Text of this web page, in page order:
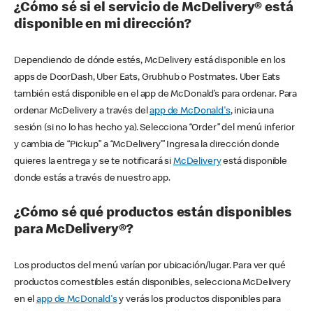
¿Cómo sé si el servicio de McDelivery® está
disponible en mi dirección?
Dependiendo de dónde estés, McDelivery está disponible en los
apps de DoorDash, Uber Eats, Grubhub o Postmates. Uber Eats
también está disponible en el app de McDonald’s para ordenar. Para
ordenar McDelivery a través delapp de McDonald's, inicia una
sesión (si no lo has hecho ya). Selecciona “Order” del menú inferior
y cambia de “Pickup” a “McDelivery’” Ingresa la dirección donde
quieres la entrega y se te notificará si McDeliveryestá disponible
donde estás a través de nuestro app.
¿Cómo sé qué productos están disponibles
para McDelivery®?
Los productos del menú varían por ubicación/lugar. Para ver qué
productos comestibles están disponibles, selecciona McDelivery
en elapp de McDonald'sy verás los productos disponibles para